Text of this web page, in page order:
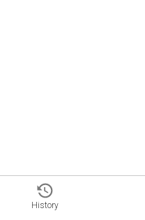
History